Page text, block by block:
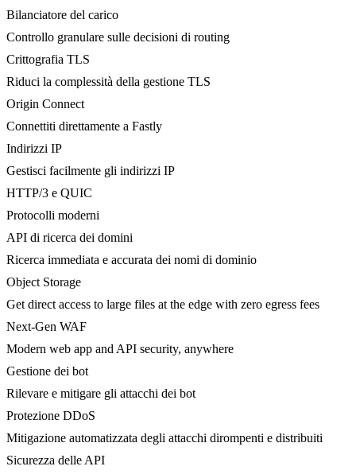
Bilanciatore del carico
Controllo granulare sulle decisioni di routing
Crittografia TLS
Riduci la complessità della gestione TLS
Origin Connect
Connettiti direttamente a Fastly
Indirizzi IP
Gestisci facilmente gli indirizzi IP
HTTP/3 e QUIC
Protocolli moderni
API di ricerca dei domini
Ricerca immediata e accurata dei nomi di dominio
Object Storage
Get direct access to large files at the edge with zero egress fees
Next-Gen WAF
Modern web app and API security, anywhere
Gestione dei bot
Rilevare e mitigare gli attacchi dei bot
Protezione DDoS
Mitigazione automatizzata degli attacchi dirompenti e distribuiti
Sicurezza delle API